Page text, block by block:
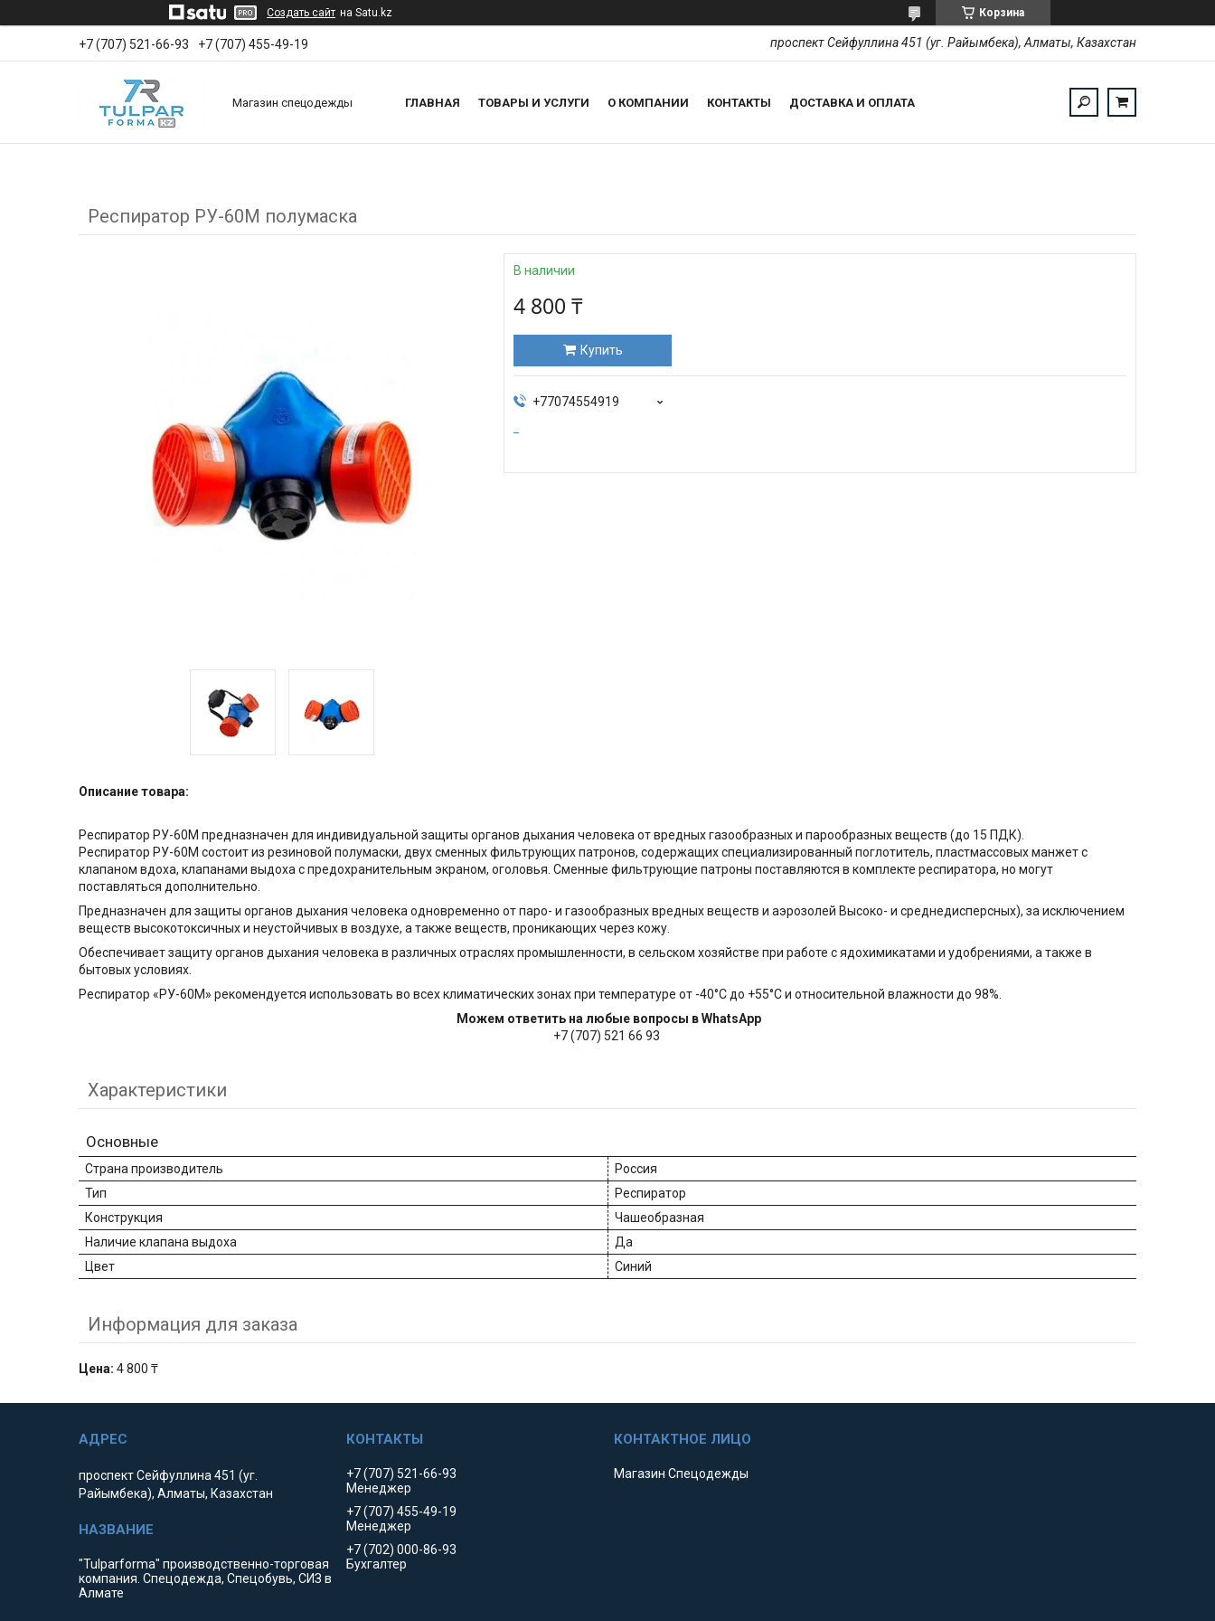
Создать сайт на Satu.kz Корзина
+7 (707) 521-66-93 +7 (707) 455-49-19 проспект Сейфуллина 451 (уг. Райымбека), Алматы, Казахстан
Магазин спецодежды ГЛАВНАЯ ТОВАРЫ И УСЛУГИ О КОМПАНИИ КОНТАКТЫ ДОСТАВКА И ОПЛАТА
Респиратор РУ-60М полумаска
В наличии
4 800 ₸
Купить
+77074554919
Описание товара:
Респиратор РУ-60М предназначен для индивидуальной защиты органов дыхания человека от вредных газообразных и парообразных веществ (до 15 ПДК).
Респиратор РУ-60М состоит из резиновой полумаски, двух сменных фильтрующих патронов, содержащих специализированный поглотитель, пластмассовых манжет с
клапаном вдоха, клапанами выдоха с предохранительным экраном, оголовья. Сменные фильтрующие патроны поставляются в комплекте респиратора, но могут
поставляться дополнительно.
Предназначен для защиты органов дыхания человека одновременно от паро- и газообразных вредных веществ и аэрозолей Высоко- и среднедисперсных), за исключением
веществ высокотоксичных и неустойчивых в воздухе, а также веществ, проникающих через кожу.
Обеспечивает защиту органов дыхания человека в различных отраслях промышленности, в сельском хозяйстве при работе с ядохимикатами и удобрениями, а также в
бытовых условиях.
Респиратор «РУ-60М» рекомендуется использовать во всех климатических зонах при температуре от -40°С до +55°С и относительной влажности до 98%.
Можем ответить на любые вопросы в WhatsApp
+7 (707) 521 66 93
Характеристики
Основные
Страна производитель
Россия
Тип
Респиратор
Конструкция
Чашеобразная
Наличие клапана выдоха
Да
Цвет
Синий
Информация для заказа
Цена: 4 800 ₸
проспект Сейфуллина 451 (уг.
Райымбека), Алматы, Казахстан
"Tulparforma" производственно-торговая
компания. Спецодежда, Спецобувь, СИЗ в
Алмате
+7 (707) 521-66-93
Менеджер
+7 (707) 455-49-19
Менеджер
+7 (702) 000-86-93
Бухгалтер
Магазин Спецодежды